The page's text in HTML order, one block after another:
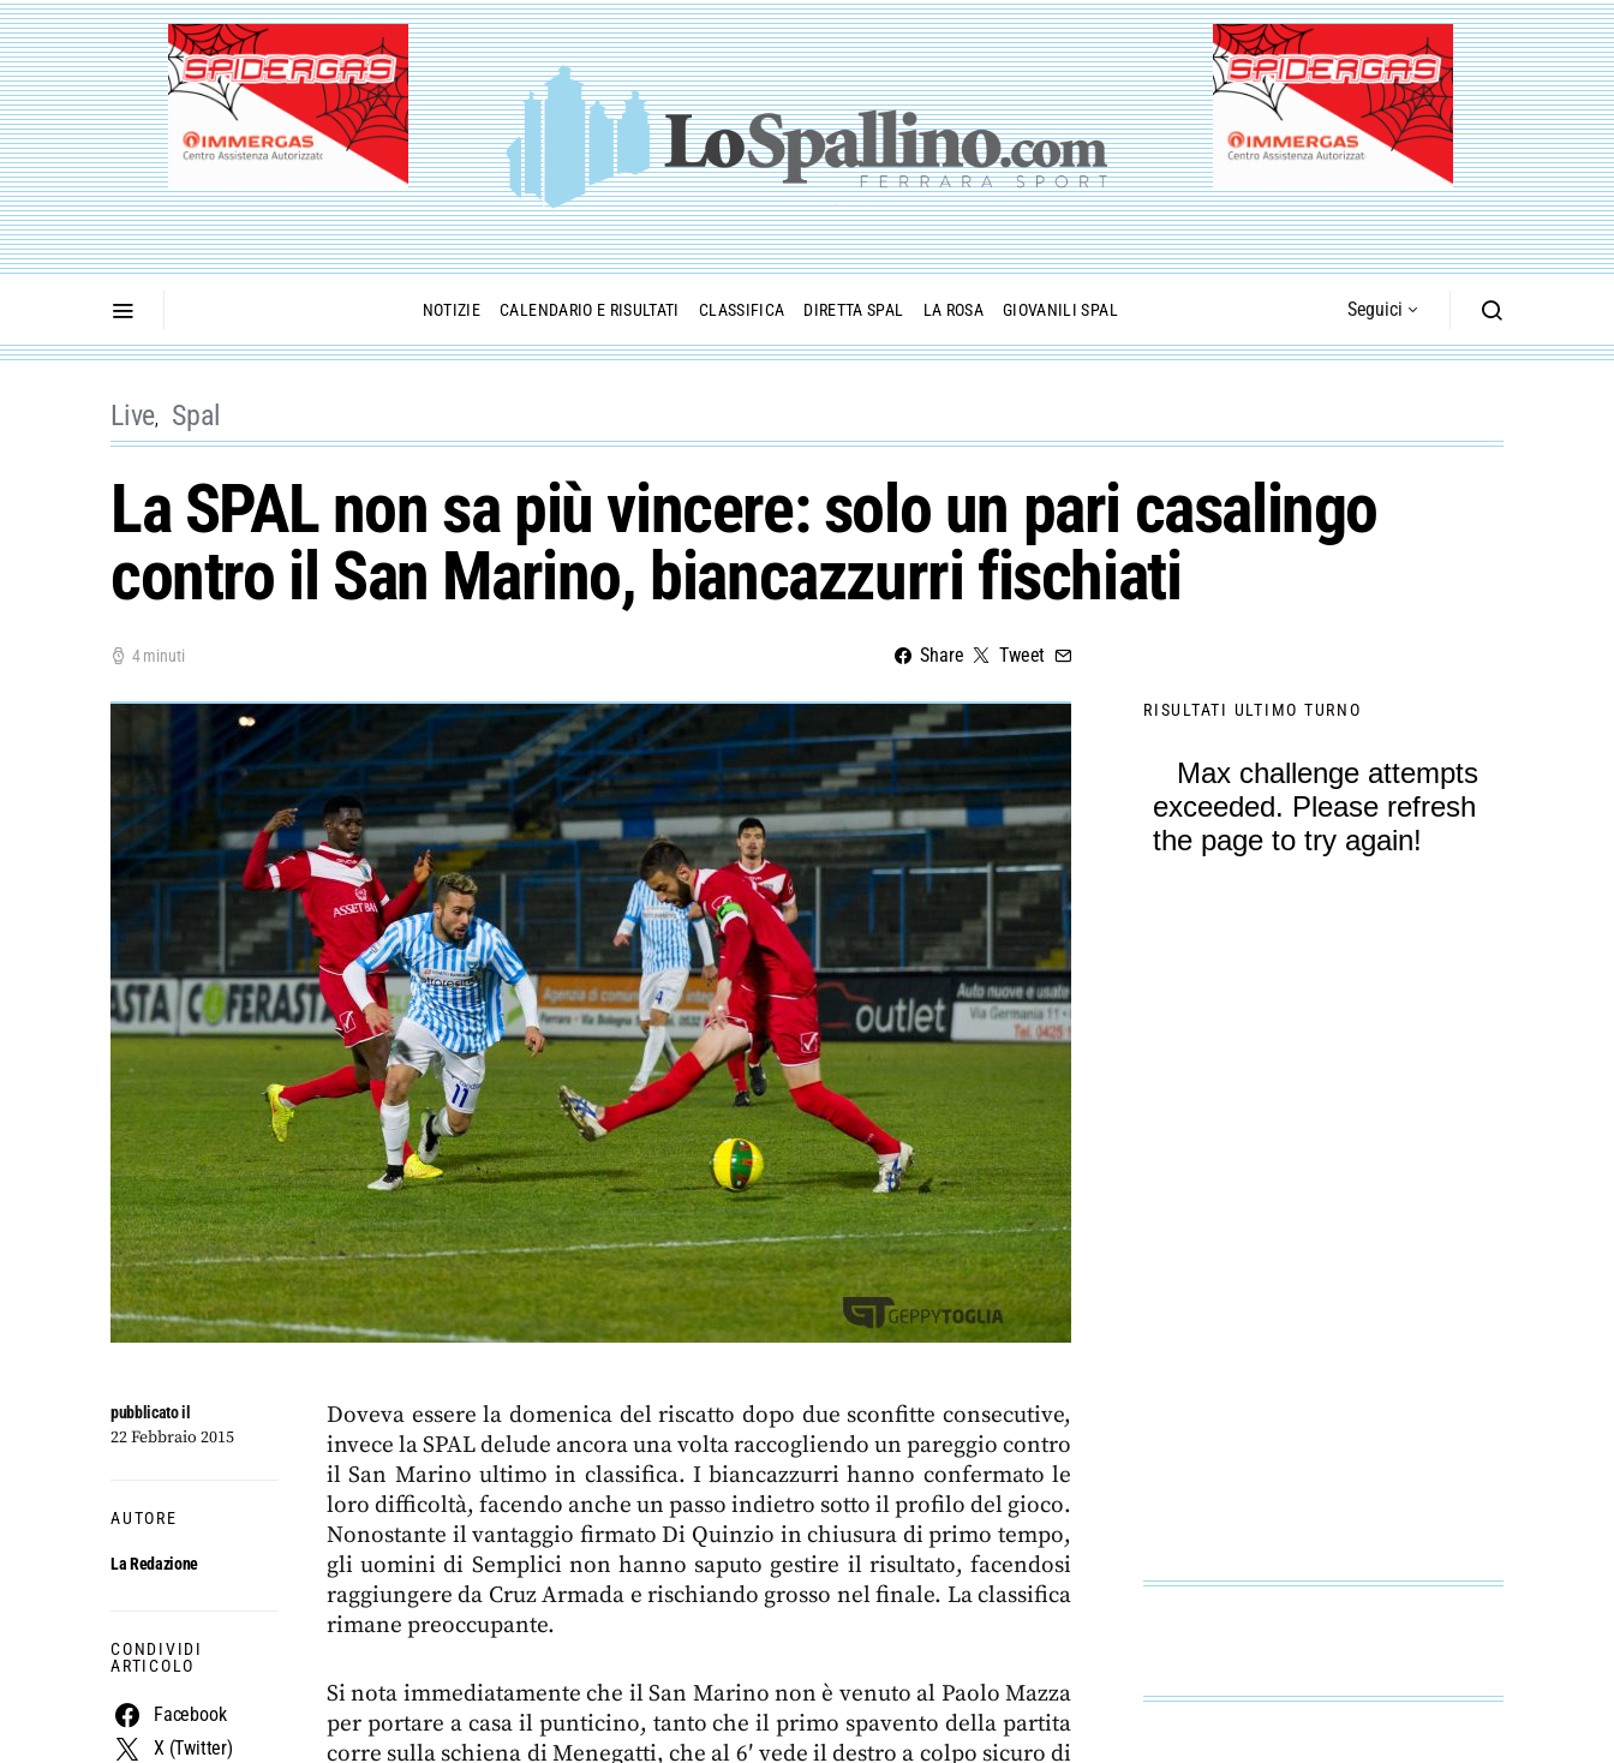
NOTIZIE CALENDARIO E RISULTATI CLASSIFICA DIRETTA SPAL LA ROSA GIOVANILI SPAL Seguici
Live Spal
La SPAL non sa più vincere: solo un pari casalingo
contro il San Marino, biancazzurri fischiati
4 minuti Share Tweet
pubblicato il
22 Febbraio 2015
AUTORE
La Redazione
CONDIVIDI
ARTICOLO
Facebook
X (Twitter)
Doveva essere la domenica del riscatto dopo due sconfitte consecutive,
invece la SPAL delude ancora una volta raccogliendo un pareggio contro
il San Marino ultimo in classifica. I biancazzurri hanno confermato le
loro difficoltà, facendo anche un passo indietro sotto il profilo del gioco.
Nonostante il vantaggio firmato Di Quinzio in chiusura di primo tempo,
gli uomini di Semplici non hanno saputo gestire il risultato, facendosi
raggiungere da Cruz Armada e rischiando grosso nel finale. La classifica
rimane preoccupante.
Si nota immediatamente che il San Marino non è venuto al Paolo Mazza
per portare a casa il punticino, tanto che il primo spavento della partita
corre sulla schiena di Menegatti, che al 6′ vede il destro a colpo sicuro di
RISULTATI ULTIMO TURNO